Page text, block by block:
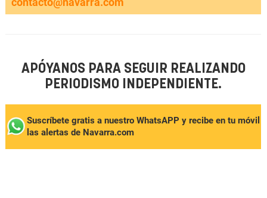
APÓYANOS PARA SEGUIR REALIZANDO
PERIODISMO INDEPENDIENTE.
Suscríbete gratis a nuestro WhatsAPP y recibe en tu móvil
las alertas de Navarra.com